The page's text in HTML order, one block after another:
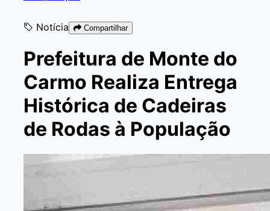
Notícia Compartilhar
Prefeitura de Monte do
Carmo Realiza Entrega
Histórica de Cadeiras
de Rodas à População